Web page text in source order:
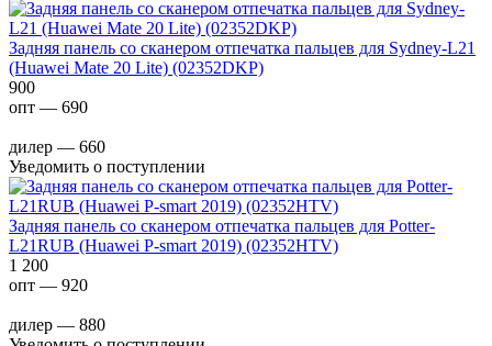
Задняя панель со сканером отпечатка пальцев для Sydney-L21
(Huawei Mate 20 Lite) (02352DKP)
900
опт — 690
дилер — 660
Уведомить о поступлении
Задняя панель со сканером отпечатка пальцев для Potter-
L21RUB (Huawei P-smart 2019) (02352HTV)
1 200
опт — 920
дилер — 880